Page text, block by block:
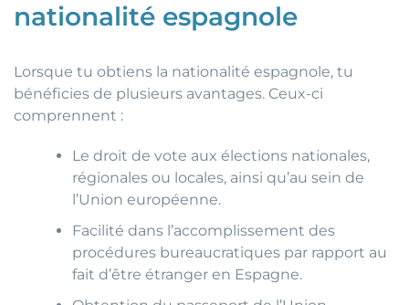
nationalité espagnole
Lorsque tu obtiens la nationalité espagnole, tu
bénéficies de plusieurs avantages. Ceux-ci
comprennent :
Le droit de vote aux élections nationales,
régionales ou locales, ainsi qu’au sein de
l’Union européenne.
Facilité dans l’accomplissement des
procédures bureaucratiques par rapport au
fait d’être étranger en Espagne.